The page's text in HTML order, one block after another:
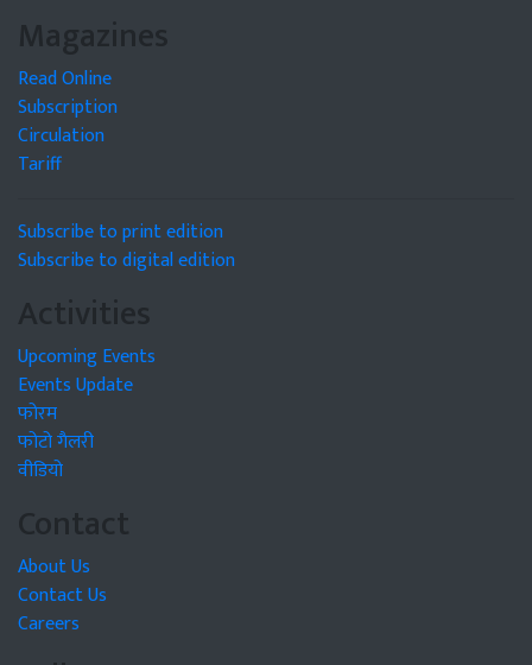
Magazines
Read Online
Subscription
Circulation
Tariff
Subscribe to print edition
Subscribe to digital edition
Activities
Upcoming Events
Events Update
फोरम
फोटो गैलरी
वीडियो
Contact
About Us
Contact Us
Careers